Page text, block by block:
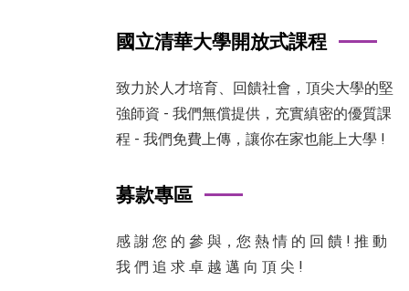
國立清華大學開放式課程
致力於人才培育、回饋社會，頂尖大學的堅
強師資 - 我們無償提供，充實縝密的優質課
程 - 我們免費上傳，讓你在家也能上大學 !
募款專區
感 謝 您 的 參 與，您 熱 情 的 回 饋 ! 推 動
我 們 追 求 卓 越 邁 向 頂 尖 !